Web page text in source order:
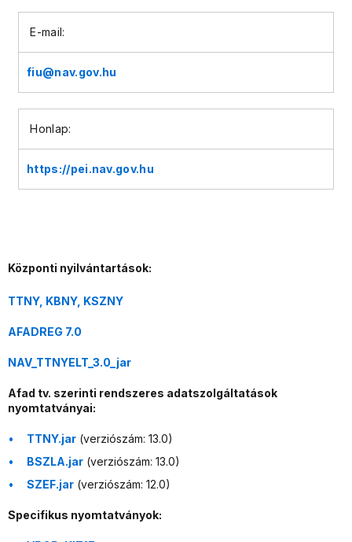
E-mail:
fiu@nav.gov.hu
Honlap:
https://pei.nav.gov.hu
Központi nyilvántartások:
TTNY, KBNY, KSZNY
AFADREG 7.0
NAV_TTNYELT_3.0_jar
Afad tv. szerinti rendszeres adatszolgáltatások
nyomtatványai:
TTNY.jar (verziószám: 13.0)
BSZLA.jar (verziószám: 13.0)
SZEF.jar (verziószám: 12.0)
Specifikus nyomtatványok: